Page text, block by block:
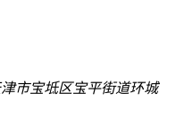
津市宝坻区宝平街道环城